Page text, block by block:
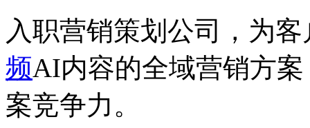
入职营销策划公司，为
频AI内容的全域营销方
案竞争力。